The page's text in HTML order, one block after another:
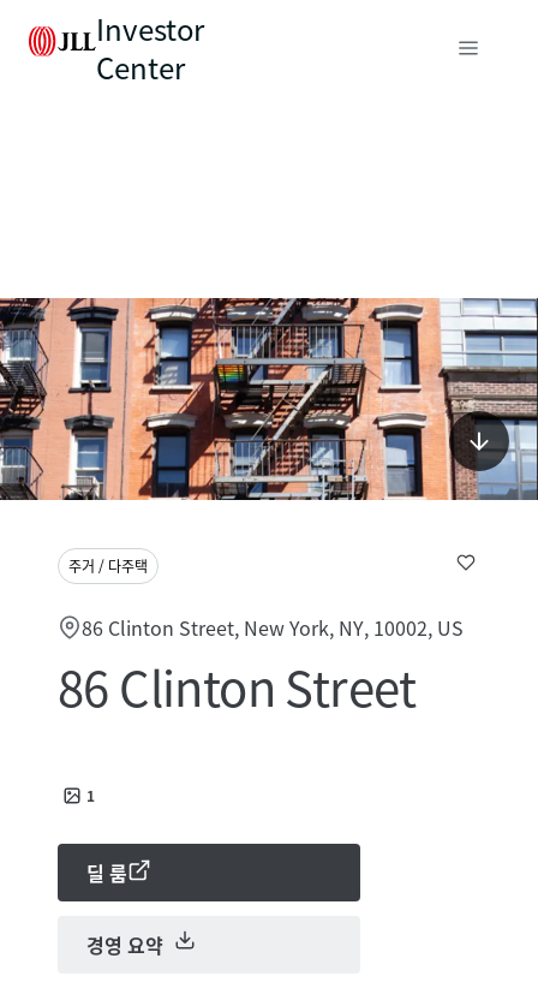
Investor
Center
주거 / 다주택
86 Clinton Street, New York, NY, 10002, US
86 Clinton Street
1
딜 룸
경영 요약